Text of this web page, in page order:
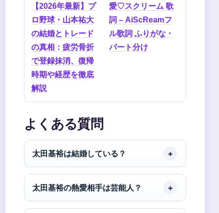
【2026年最新】プ
ロ野球・山本祐大
の結婚とトレード
の真相：疲労骨折
で登録抹消、復帰
時期や経歴を徹底
解説
愛♡スクリーム 歌
詞 – AiScReamフ
ル歌詞 ふりがな・
パート分け
よくある質問
太田基裕は結婚している？
太田基裕の熱愛相手は芸能人？